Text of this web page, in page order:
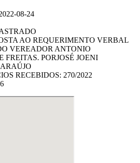
08-24
AO REQUERIMENTO VERBAL
VEREADOR ANTONIO
FREITAS. PORJOSÉ JOENI
RECEBIDOS: 270/2022